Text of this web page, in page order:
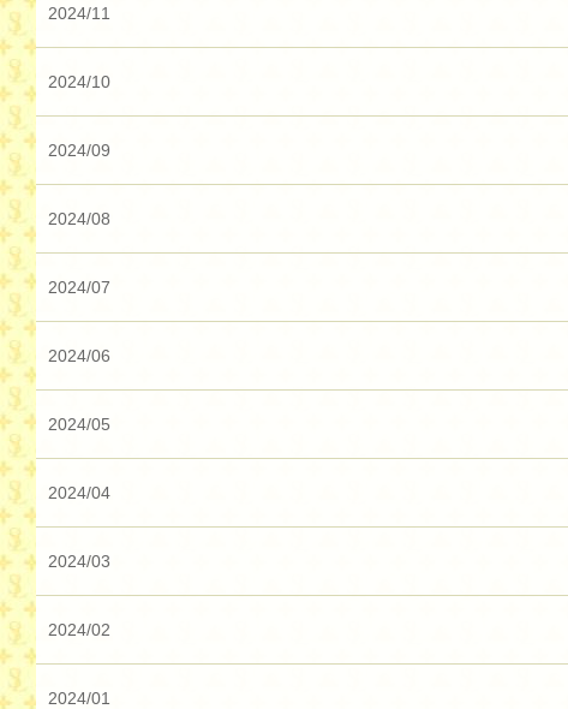
2024/11
2024/10
2024/09
2024/08
2024/07
2024/06
2024/05
2024/04
2024/03
2024/02
2024/01